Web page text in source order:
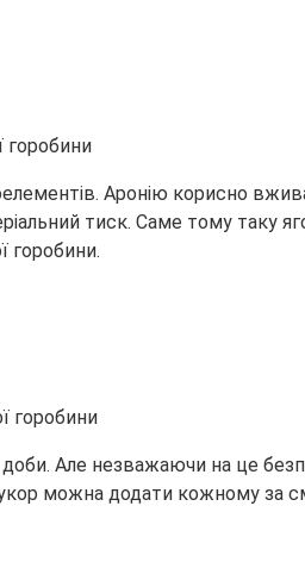
Аронію корисно
тиск. Саме тому таку
горобини.
Але незважаючи на це
можна додати кожному за